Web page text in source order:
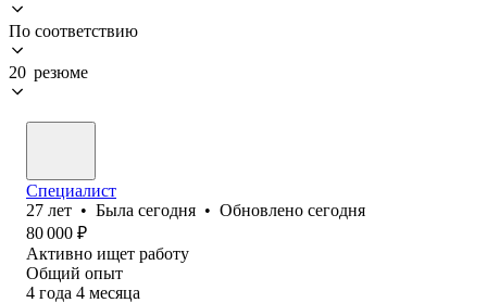
По соответствию
20 резюме
Специалист
27 лет • Была сегодня • Обновлено сегодня
80 000 ₽
Активно ищет работу
Общий опыт
4 года 4 месяца